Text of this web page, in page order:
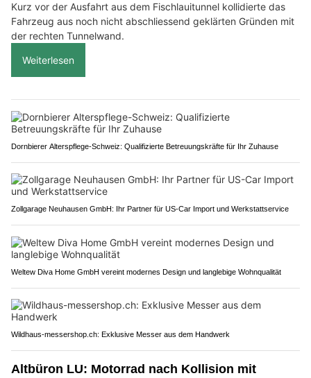
Kurz vor der Ausfahrt aus dem Fischlauitunnel kollidierte das
Fahrzeug aus noch nicht abschliessend geklärten Gründen mit
der rechten Tunnelwand.
Weiterlesen
Dornbierer Alterspflege-Schweiz: Qualifizierte Betreuungskräfte für Ihr Zuhause
Zollgarage Neuhausen GmbH: Ihr Partner für US-Car Import und Werkstattservice
Weltew Diva Home GmbH vereint modernes Design und langlebige Wohnqualität
Wildhaus-messershop.ch: Exklusive Messer aus dem Handwerk
Altbüron LU: Motorrad nach Kollision mit